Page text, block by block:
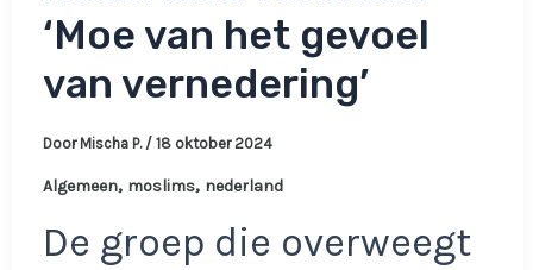
‘Moe van het gevoel
van vernedering’
Door Mischa P. / 18 oktober 2024
Algemeen, moslims, nederland
De groep die overweegt